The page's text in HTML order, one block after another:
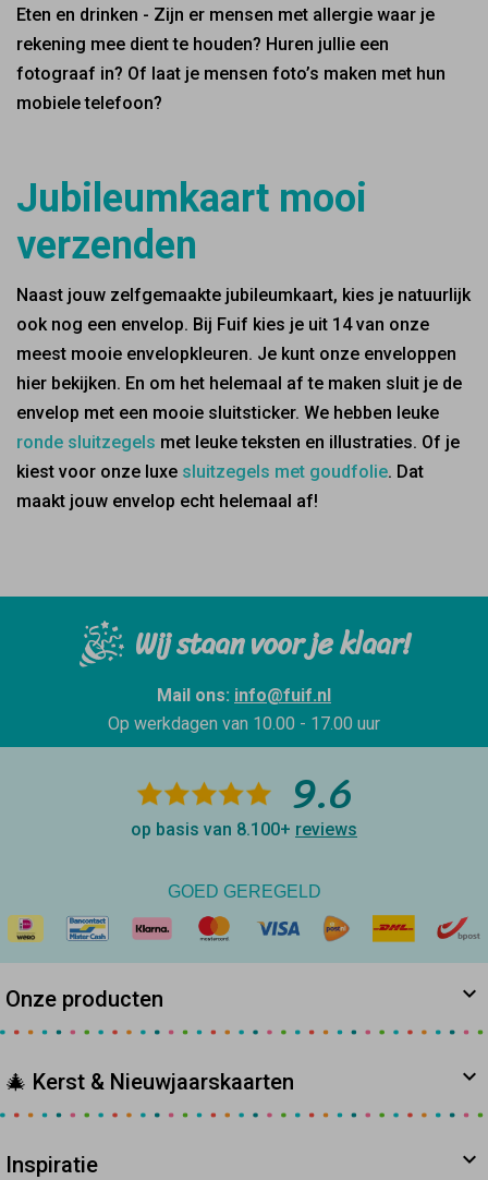
Eten en drinken - Zijn er mensen met allergie waar je
rekening mee dient te houden? Huren jullie een
fotograaf in? Of laat je mensen foto’s maken met hun
mobiele telefoon?
Jubileumkaart mooi
verzenden
Naast jouw zelfgemaakte jubileumkaart, kies je natuurlijk
ook nog een envelop. Bij Fuif kies je uit 14 van onze
meest mooie envelopkleuren. Je kunt onze enveloppen
hier bekijken. En om het helemaal af te maken sluit je de
envelop met een mooie sluitsticker. We hebben leuke
ronde sluitzegels met leuke teksten en illustraties. Of je
kiest voor onze luxe sluitzegels met goudfolie. Dat
maakt jouw envelop echt helemaal af!
Wij staan voor je klaar!
Mail ons: info@fuif.nl
Op werkdagen van 10.00 - 17.00 uur
9.6
op basis van 8.100+ reviews
GOED GEREGELD
Onze producten
🎄 Kerst & Nieuwjaarskaarten
Inspiratie